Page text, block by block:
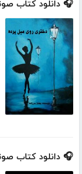
🎧 دانلود کتاب
🎧 دانلود کتاب